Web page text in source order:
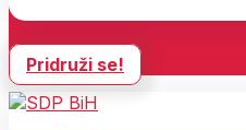
Pridruži se!